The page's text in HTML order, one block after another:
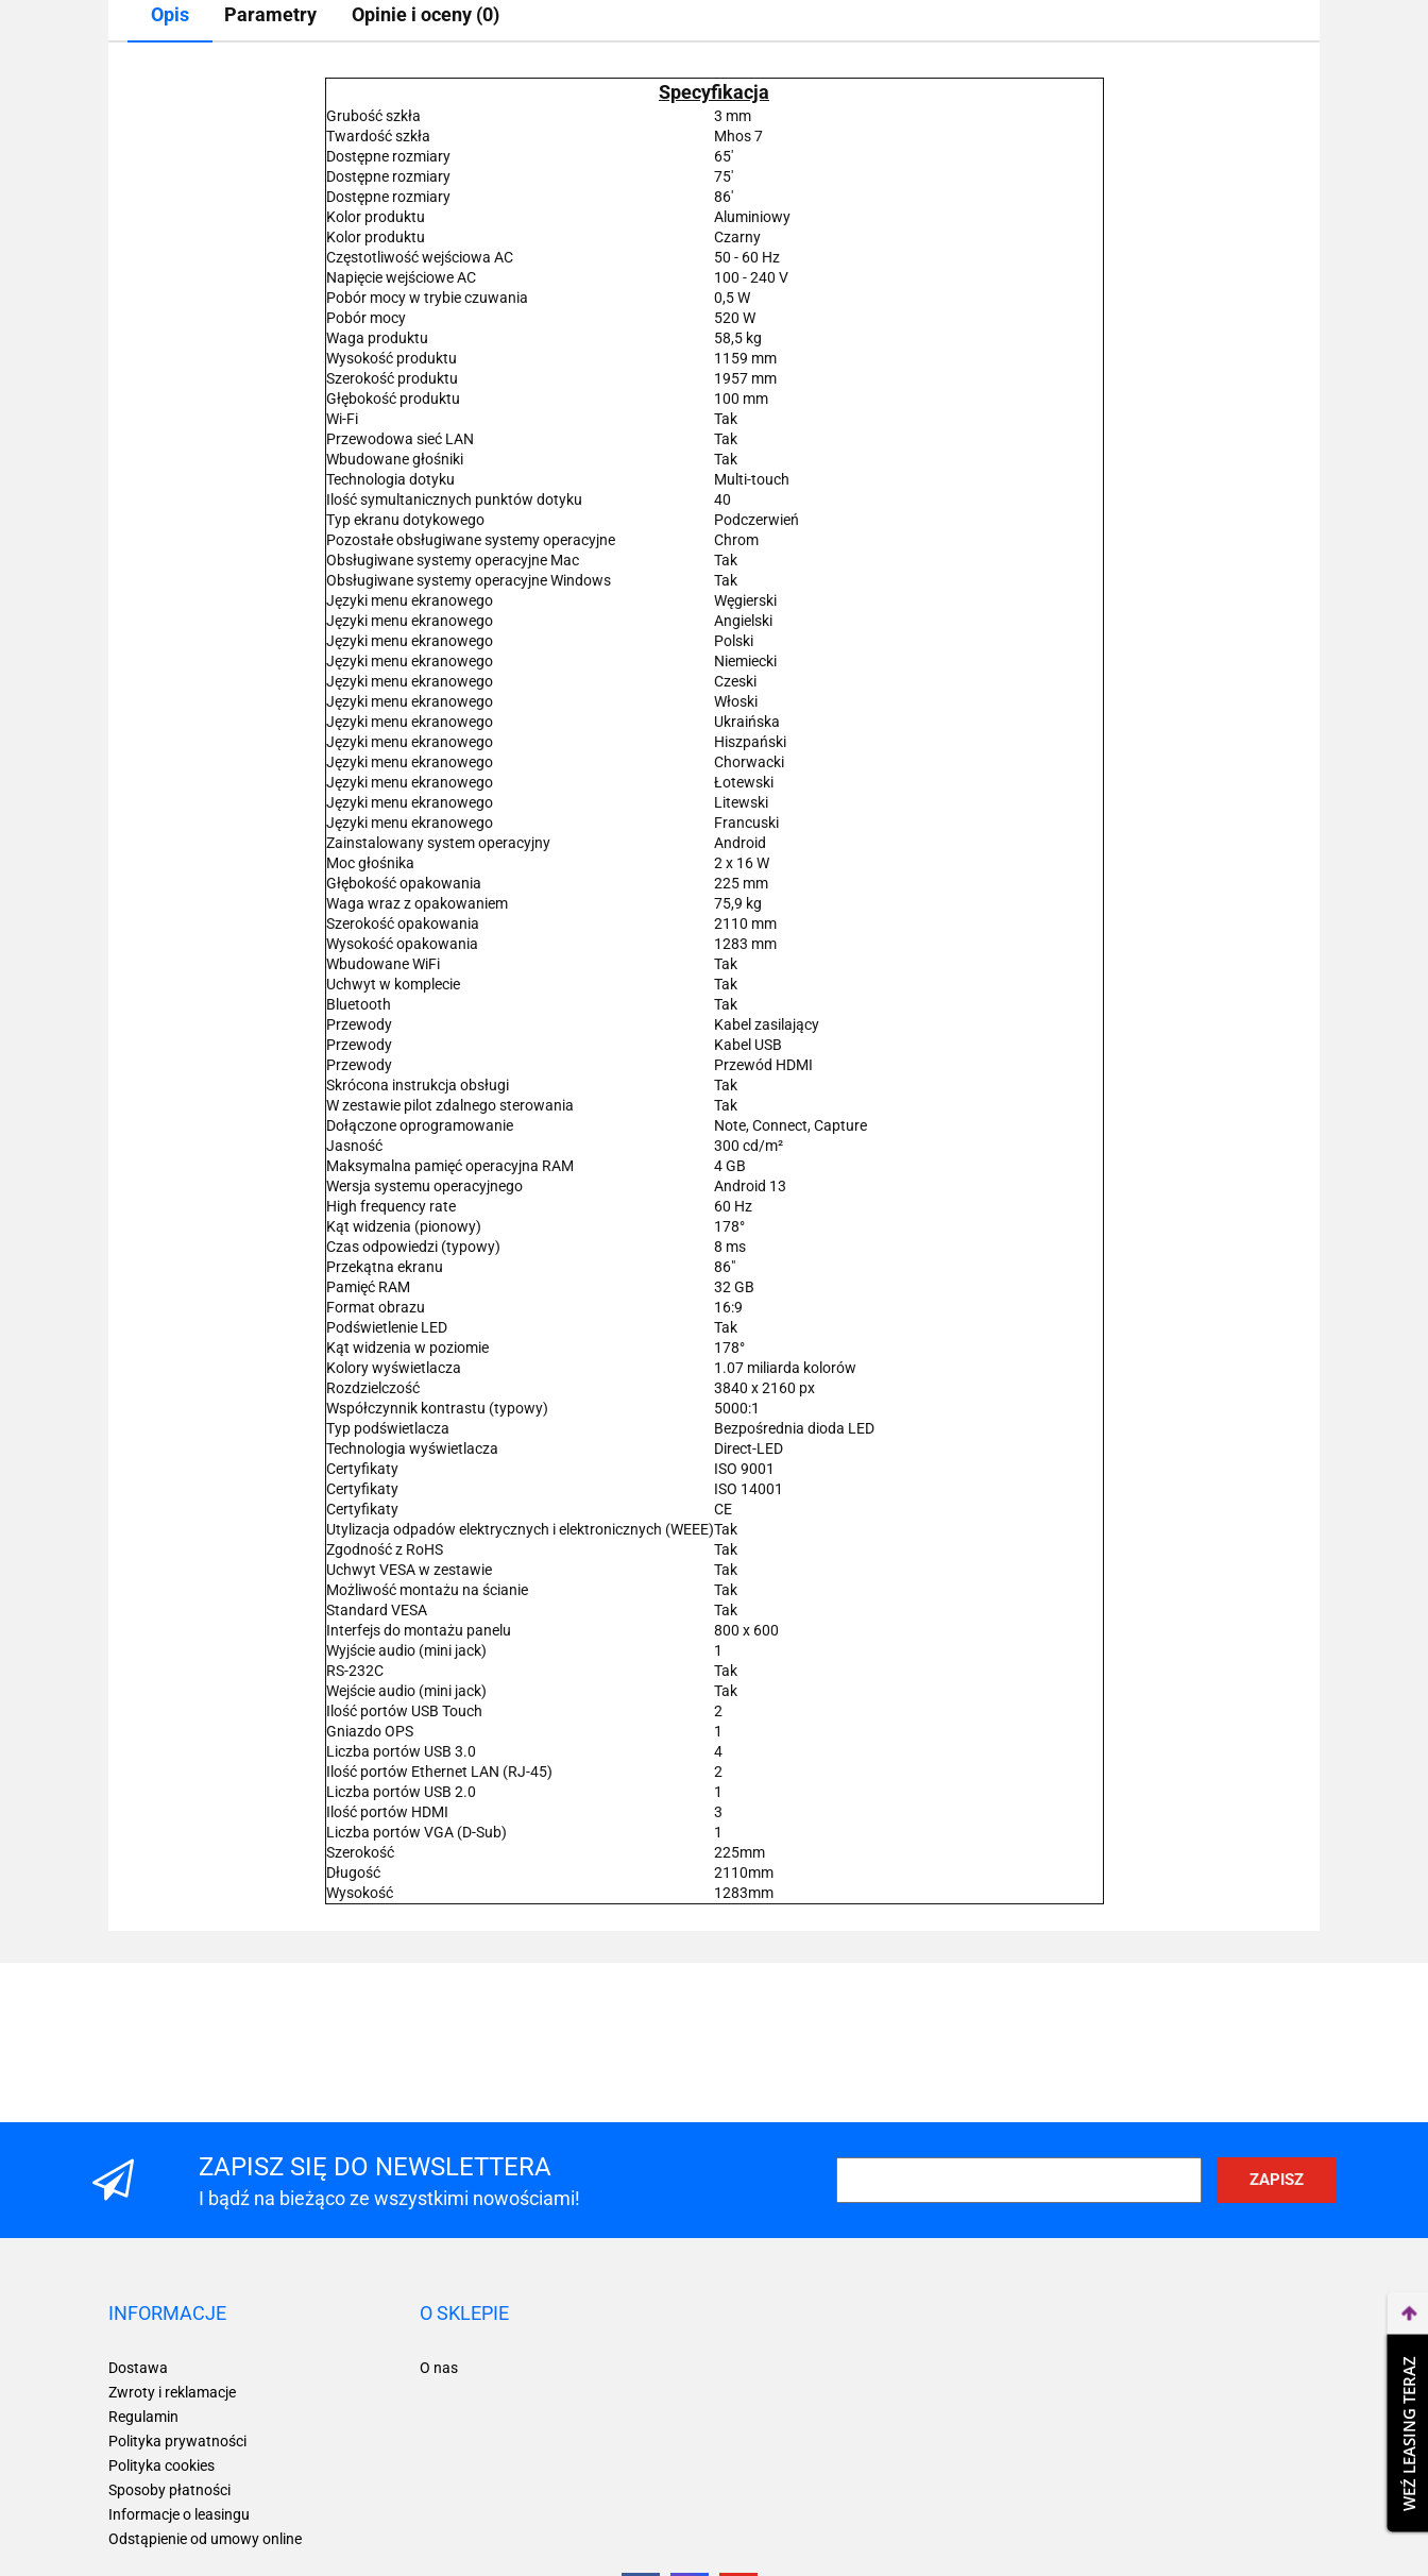
Opis Parametry Opinie i oceny (0)
Specyfikacja
Grubość szkła
3 mm
Twardość szkła
Mhos 7
Dostępne rozmiary
65'
Dostępne rozmiary
75'
Dostępne rozmiary
86'
Kolor produktu
Aluminiowy
Kolor produktu
Czarny
Częstotliwość wejściowa AC
50 - 60 Hz
Napięcie wejściowe AC
100 - 240 V
Pobór mocy w trybie czuwania
0,5 W
Pobór mocy
520 W
Waga produktu
58,5 kg
Wysokość produktu
1159 mm
Szerokość produktu
1957 mm
Głębokość produktu
100 mm
Wi-Fi
Tak
Przewodowa sieć LAN
Tak
Wbudowane głośniki
Tak
Technologia dotyku
Multi-touch
Ilość symultanicznych punktów dotyku
40
Typ ekranu dotykowego
Podczerwień
Pozostałe obsługiwane systemy operacyjne
Chrom
Obsługiwane systemy operacyjne Mac
Tak
Obsługiwane systemy operacyjne Windows
Tak
Języki menu ekranowego
Węgierski
Języki menu ekranowego
Angielski
Języki menu ekranowego
Polski
Języki menu ekranowego
Niemiecki
Języki menu ekranowego
Czeski
Języki menu ekranowego
Włoski
Języki menu ekranowego
Ukraińska
Języki menu ekranowego
Hiszpański
Języki menu ekranowego
Chorwacki
Języki menu ekranowego
Łotewski
Języki menu ekranowego
Litewski
Języki menu ekranowego
Francuski
Zainstalowany system operacyjny
Android
Moc głośnika
2 x 16 W
Głębokość opakowania
225 mm
Waga wraz z opakowaniem
75,9 kg
Szerokość opakowania
2110 mm
Wysokość opakowania
1283 mm
Wbudowane WiFi
Tak
Uchwyt w komplecie
Tak
Bluetooth
Tak
Przewody
Kabel zasilający
Przewody
Kabel USB
Przewody
Przewód HDMI
Skrócona instrukcja obsługi
Tak
W zestawie pilot zdalnego sterowania
Tak
Dołączone oprogramowanie
Note, Connect, Capture
Jasność
300 cd/m²
Maksymalna pamięć operacyjna RAM
4 GB
Wersja systemu operacyjnego
Android 13
High frequency rate
60 Hz
Kąt widzenia (pionowy)
178°
Czas odpowiedzi (typowy)
8 ms
Przekątna ekranu
86"
Pamięć RAM
32 GB
Format obrazu
16:9
Podświetlenie LED
Tak
Kąt widzenia w poziomie
178°
Kolory wyświetlacza
1.07 miliarda kolorów
Rozdzielczość
3840 x 2160 px
Współczynnik kontrastu (typowy)
5000:1
Typ podświetlacza
Bezpośrednia dioda LED
Technologia wyświetlacza
Direct-LED
Certyfikaty
ISO 9001
Certyfikaty
ISO 14001
Certyfikaty
CE
Utylizacja odpadów elektrycznych i elektronicznych (WEEE)Tak
Zgodność z RoHS
Tak
Uchwyt VESA w zestawie
Tak
Możliwość montażu na ścianie
Tak
Standard VESA
Tak
Interfejs do montażu panelu
800 x 600
Wyjście audio (mini jack)
1
RS-232C
Tak
Wejście audio (mini jack)
Tak
Ilość portów USB Touch
2
Gniazdo OPS
1
Liczba portów USB 3.0
4
Ilość portów Ethernet LAN (RJ-45)
2
Liczba portów USB 2.0
1
Ilość portów HDMI
3
Liczba portów VGA (D-Sub)
1
Szerokość
225mm
Długość
2110mm
Wysokość
1283mm
ZAPISZ SIĘ DO NEWSLETTERA
I bądź na bieżąco ze wszystkimi nowościami!
INFORMACJE
Dostawa
Zwroty i reklamacje
Regulamin
Polityka prywatności
Polityka cookies
Sposoby płatności
Informacje o leasingu
Odstąpienie od umowy online
O SKLEPIE
O nas WEŹ LEASING TERAZ